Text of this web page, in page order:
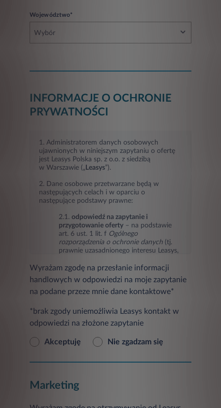
Województwo*
Wybór
INFORMACJE O OCHRONIE
PRYWATNOŚCI
1. Administratorem danych osobowych
ujawnionych w niniejszym zapytaniu o ofertę
jest Leasys Polska sp. z o.o. z siedzibą
w Warszawie („ Leasys”).
2. Dane osobowe przetwarzane będą w
następujących celach i w oparciu o
następujące podstawy prawne:
2.1. odpowiedź na zapytanie i
przygotowanie oferty – na podstawie
art. 6 ust. 1 lit. f Ogólnego
rozporządzenia o ochronie danych (tj.
prawnie uzasadnionego interesu Leasys,
przygotowanie oferty),
2.2. marketing Leasys oraz podmiotów
trzecich(przesyłanie informacji
produktach, usługach, ofertach
promocyjnych, nowościach i
wydarzeniach oraz badaniach
ust. 1 lit. a
Ogólnego rozporządzenia o
2.3ustalanie, dochodzenie
ewentualnych roszczeń lub obrona przed
Wyrażam zgodę na przesłanie informacji
handlowych w odpowiedzi na moje zapytanie
na podane przeze mnie dane kontaktowe*
*brak zgody uniemożliwia Leasys kontakt w
odpowiedzi na złożone zapytanie
Akceptuję Nie zgadzam się
Marketing